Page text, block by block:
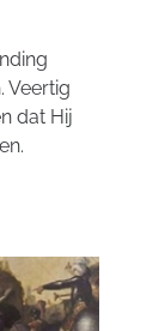
Veertig
dat Hij